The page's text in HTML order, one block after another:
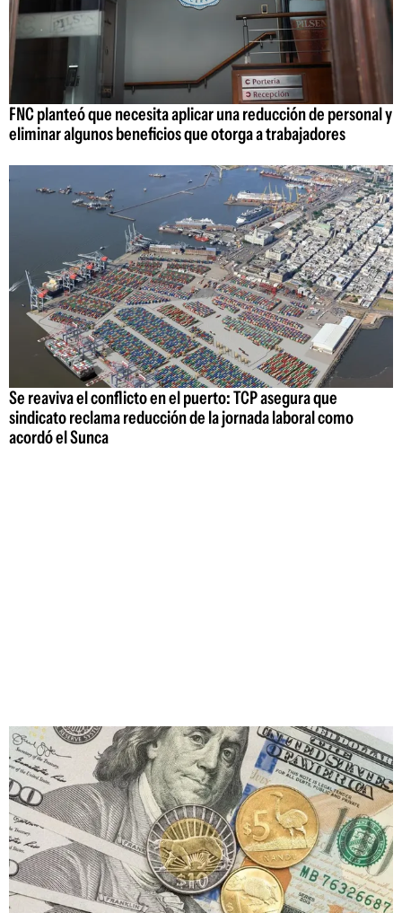
FNC planteó que necesita aplicar una reducción de personal y
eliminar algunos beneficios que otorga a trabajadores
Se reaviva el conflicto en el puerto: TCP asegura que
sindicato reclama reducción de la jornada laboral como
acordó el Sunca